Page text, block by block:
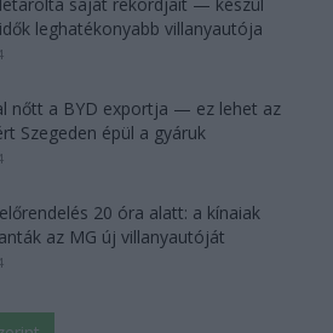
leghatékonyabb villanyautója
nőtt a BYD exportja — ez lehet az
Szegeden épül a gyáruk
20 óra alatt: a kínaiak
az MG új villanyautóját